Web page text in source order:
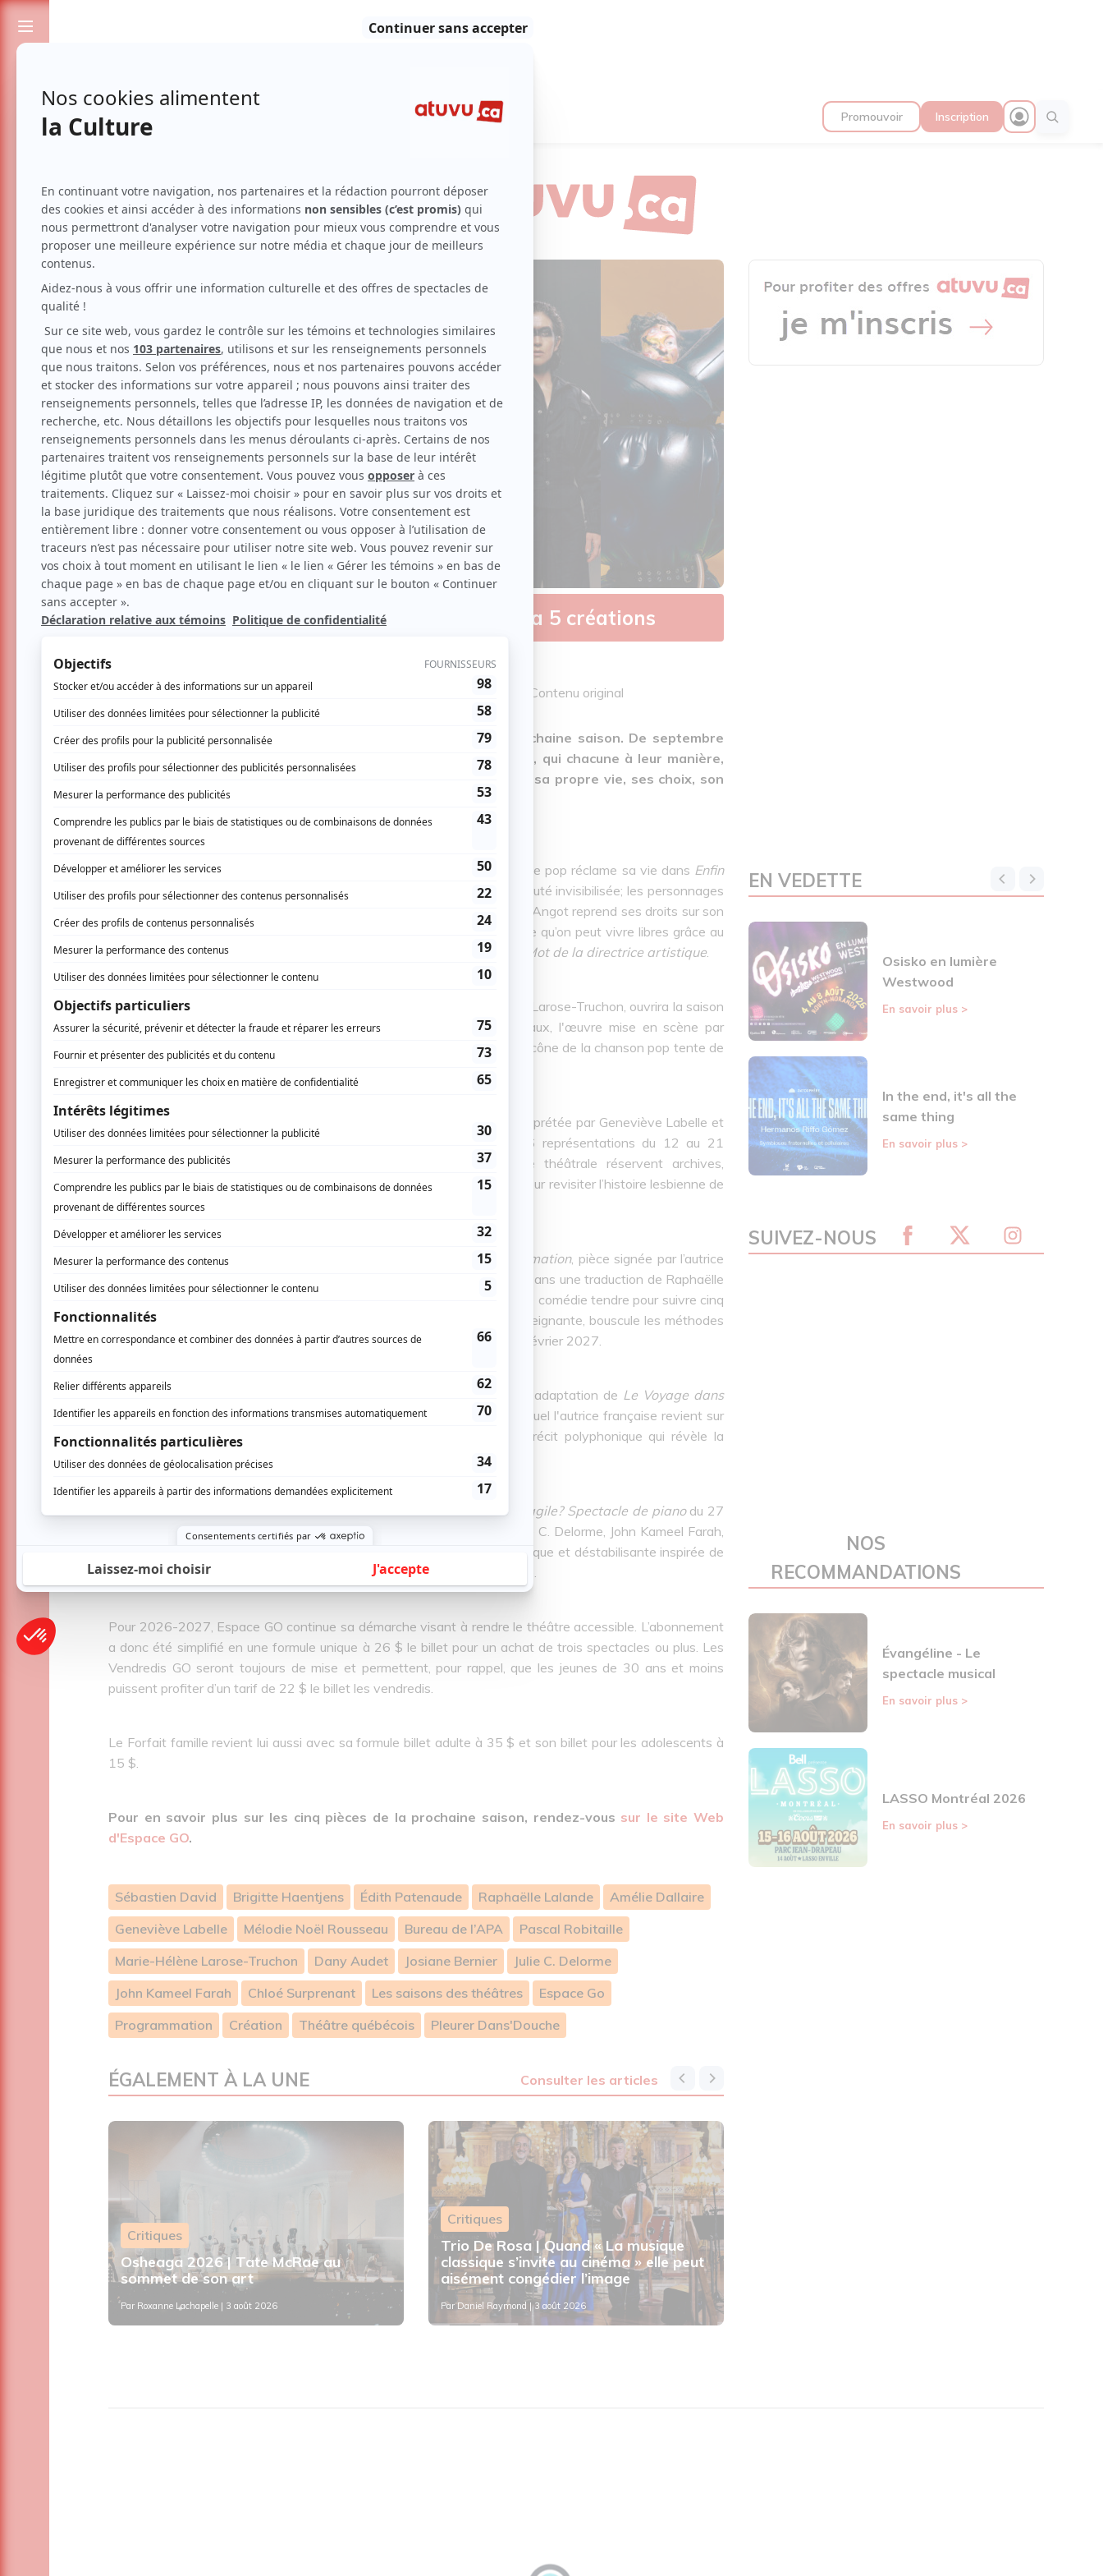
Passionnés de spectacles et de culture Promouvoir Inscription
La saison 2026-2027 d’Espace GO proposera 5 créations
ParCamille Dehaene| 14 mai 2026 | Photo : Jules Bédard, Espace GO | Contenu original
Espace GO a levé le voile sur les pièces qui constituent sa prochaine saison. De septembre
2026 à mai 2027, le public aura l'occasion de voir cinq créations, qui chacune à leur manière,
exposent comment une personne peut reprendre le pouvoir sur sa propre vie, ses choix, son
identité, lorsque la société impose ses normes.
« Des voix s’élèvent. Elles nomment, refusent, proposent. Une chanteuse pop réclame sa vie dans Enfin
te voilà (Britney Spears);Ciseauxredonne son histoire à une communauté invisibilisée; les personnages
se révèlent à travers l’autre; Christine Angot reprend ses droits sur son
corps dansLe Voyage dans l’Est
nous montre qu’on peut vivre libres grâce au
chaos — et non pas malgré lui », résume Édith Patenaude dans l'annuel
Mot de la directrice artistique.
C'est ainsi que la pièce
de Marie-Hélène Larose-Truchon, ouvrira la saison
2026-2027 du 22 septembre au 18 octobre 2026. En douze tableaux, l'œuvre mise en scène par
Sébastien David invite à suivre une fable contemporaine dans laquelle l’icône de la chanson pop tente de
Ciseaux
, la pièce de Pleurer Dans’ Douche écrite, mise en scène et interprétée par Geneviève Labelle et
Mélodie Noël Rousseau arrive sur les planches d'Espace GO pour 6 représentations du 12 au 21
novembre 2026. Les deux directrices artistiques de la compagnie théâtrale réservent archives,
témoignages ainsi que des numéros de drag kings et de marionnettes, pour revisiter l’histoire lesbienne de
Montréal et du Québec.
Après une pause pour la fin d'année, c'est avec Cercle miroir transformation, pièce signée par l’autrice
états-unienne Annie Baker que le théâtre marquera la nouvelle année. Dans une traduction de Raphaëlle
Lalande et une mise en scène d'Amélie Dallaire, l'oeuvre s'appuie sur une comédie tendre pour suivre cinq
personnes suivant un cours de théâtre amateur dans lequel Marty, l'enseignante, bouscule les méthodes
traditionnelles d'apprentissage. Elle sera présentée du 19 janvier au 13 février 2027.
Du 9 mars au 4 avril 2027, le public est cette fois convié à découvrir l'adaptation de Le Voyage dans
l’Est, roman de Christine Angot, par Brigitte Haentjens, un livre dans lequel l'autrice française revient sur
l'inceste que lui a fait subir son père. Sept interprètes porteront un récit polyphonique qui révèle la
dimension sociale de ce tabou.
Antifragile? Spectacle de pianodu 27
avril au 8 mai. L'œuvre interprétée par Dany Audet, Josiane Bernier, Julie C. Delorme, John Kameel Farah,
Pascal Robitaille et Chloé Surprenant est une performance scénique ludique et déstabilisante inspirée de
l’essai de Nassim Nicholas Taleb, à qui l'on doit le concept de l’antifragilité.
Pour 2026-2027, Espace GO continue sa démarche visant à rendre le théâtre accessible. L’abonnement
a donc été simplifié en une formule unique à 26 $ le billet pour un achat de trois spectacles ou plus. Les
Vendredis GO seront toujours de mise et permettent, pour rappel, que les jeunes de 30 ans et moins
puissent profiter d’un tarif de 22 $ le billet les vendredis.
Le Forfait famille revient lui aussi avec sa formule billet adulte à 35 $ et son billet pour les adolescents à
15 $.
Pour en savoir plus sur les cinq pièces de la prochaine saison, rendez-vous sur le site Web
d'Espace GO.
Sébastien David Brigitte Haentjens Édith Patenaude Raphaëlle Lalande
Amélie Dallaire
Geneviève Labelle
Mélodie Noël Rousseau Bureau de l’APA
Pascal Robitaille
Marie-Hélène Larose-Truchon
Dany Audet Josiane Bernier
Julie C. Delorme
John Kameel Farah
Chloé Surprenant Les saisons des théâtres
Espace Go
Programmation
Création Théâtre québécois Pleurer Dans'Douche
ÉGALEMENT À LA UNE consulter les articles
Critiques
Osheaga 2026 | Tate McRae au
sommet de son art
Par Roxanne Lachapelle | 3 août 2026
Critiques
Trio De Rosa | Quand « La musique
classique s’invite au cinéma » elle peut
aisément congédier l’image
ParDaniel Raymond | 3 août 2026
EN VEDETTE
Osisko en lumière
Westwood
En savoir plus >
In the end, it's all the
same thing
En savoir plus >
SUIVEZ-NOUS
NOS
RECOMMANDATIONS
Évangéline - Le
spectacle musical
En savoir plus >
LASSO Montréal 2026
En savoir plus >